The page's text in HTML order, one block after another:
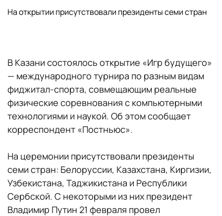
На открытии присутствовали президенты семи стран
В Казани состоялось открытие «Игр будущего»
— международного турнира по разным видам
фиджитал-спорта, совмещающим реальные
физические соревнования с компьютерными
технологиями и наукой. Об этом сообщает
корреспондент «Постньюс».
На церемонии присутствовали президенты
семи стран: Белоруссии, Казахстана, Киргизии,
Узбекистана, Таджикистана и Республики
Сербской. С некоторыми из них президент
Владимир Путин 21 февраля провел